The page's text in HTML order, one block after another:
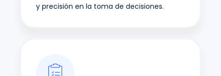
y precisión en la toma de decisiones.